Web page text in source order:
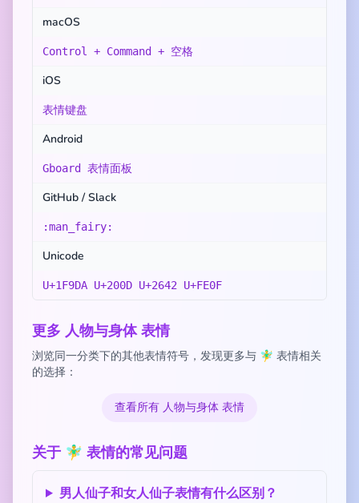
macOS
Control + Command + 空格
iOS
表情键盘
Android
Gboard 表情面板
GitHub / Slack
:man_fairy:
Unicode
U+1F9DA U+200D U+2642 U+FE0F
更多 人物与身体 表情
浏览同一分类下的其他表情符号，发现更多与 🧚‍♂️ 表情相关
的选择：
查看所有 人物与身体 表情
关于 🧚‍♂️ 表情的常见问题
男人仙子和女人仙子表情有什么区别？